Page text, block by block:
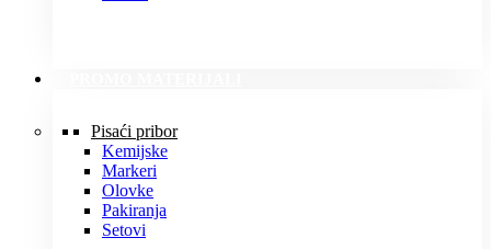
Pisaći pribor
Kemijske
Markeri
Olovke
Pakiranja
Setovi